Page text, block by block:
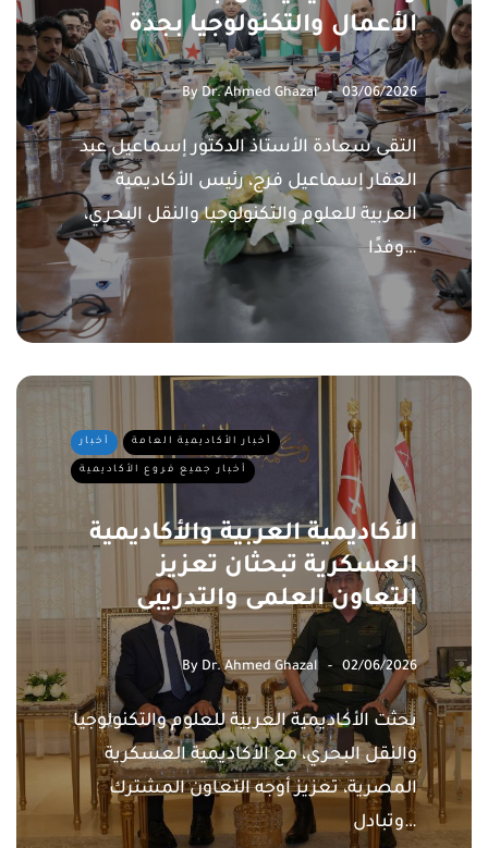
الأعمال والتكنولوجيا بجدة
ByDr. Ahmed Ghazal 03/06/2026
التقى سعادة الأستاذ الدكتور إسماعيل عبد
الغفار إسماعيل فرج، رئيس الأكاديمية
العربية للعلوم والتكنولوجيا والنقل البحري،
وفدًا…
أخبار أخبار الأكاديمية العامة
أخبار جميع فروع الأكاديمية
الأكاديمية العربية والأكاديمية
العسكرية تبحثان تعزيز
التعاون العلمى والتدريبى
By Dr. Ahmed Ghazal 02/06/2026
بحثت الأكاديمية العربية للعلوم والتكنولوجيا
والنقل البحري، مع الأكاديمية العسكرية
المصرية، تعزيز أوجه التعاون المشترك
وتبادل…